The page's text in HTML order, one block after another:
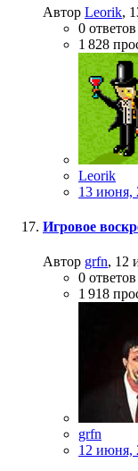
Автор Leorik,
0 ответов
1 828
Leorik
13 июня,
Игровое
Автор grfn, 12
0 ответов
1 918
grfn
12 июня,